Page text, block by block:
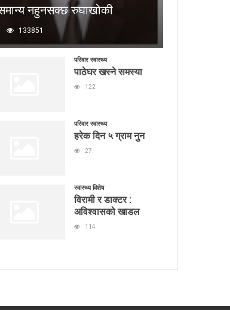
नहुनसक्छ रुघाखोकी
133851
परिवार स्वास्थ्य
पाठेघर खस्ने समस्या
122
परिवार स्वास्थ्य
हरेक दिन ५ ग्राम नुन
27
स्वास्थ्य विशेष
विरामी र डाक्टर :
अविश्वासको खाडल
114